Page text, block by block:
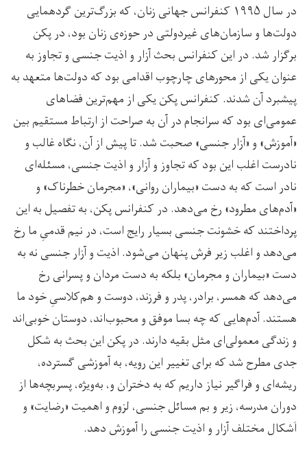
در سال ۱۹۹۵ کنفرانس جهانی زنان، که بزرگ‌ترین گردهمایی
دولت‌ها و سازمان‌های غیردولتی در حوزه‌ی زنان بود، در پکن
برگزار شد. در این کنفرانس بحث آزار و اذیت جنسی و تجاوز به
عنوان یکی از محورهای چارچوب‌ اقدامی بود که دولت‌ها متعهد به
پیشبرد آن شدند. کنفرانس پکن یکی از مهم‌ترین فضاهای
عمومی‌ای بود که سرانجام در آن به صراحت از ارتباط مستقیم بین
«آموزش» و «آزار جنسی» صحبت شد. تا پیش از آن، نگاه غالب و
نادرست اغلب این بود که تجاوز و آزار و اذیت جنسی، مسئله‌ای
نادر است که به دست «بیماران روانی»، «مجرمان خطرناک» و
«آدم‌های مطرود» رخ می‌دهد. در کنفرانس پکن، به تفصیل به این
پرداختند که خشونت جنسی بسیار رایج است، در نیم قدمیِ ما رخ
می‌دهد و اغلب زیر فرش پنهان می‌شود. اذیت و آزار جنسی نه به
دست «بیماران و مجرمان» بلکه به دست مردان و پسرانی رخ
می‌دهد که همسر، برادر، پدر و فرزند، دوست و هم‌کلاسیِ خود ما
هستند. آدم‌هایی که چه بسا موفق و محبوب‌اند، دوستان خوبی‌اند
و زندگی معمولی‌ای مثل بقیه دارند. در پکن این بحث به شکل
جدی مطرح شد که برای تغییر این رویه، به آموزشی گسترده،
ریشه‌ای و فراگیر نیاز داریم که به دختران و، به‌ویژه، پسربچه‌ها از
دوران مدرسه، زیر و بم مسائل جنسی، لزوم و اهمیت «رضایت» و
اَشکال مختلف آزار و اذیت جنسی را آموزش دهد.